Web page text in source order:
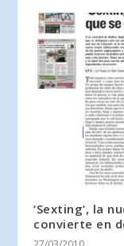
‘Sexting’, la
convierte en